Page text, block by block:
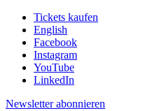
Tickets kaufen
English
Facebook
Instagram
YouTube
LinkedIn
Newsletter abonnieren